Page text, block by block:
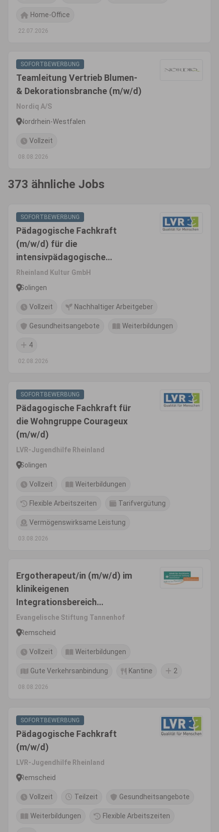
Home-Office
22.07.2026
SOFORTBEWERBUNG
Teamleitung Vertrieb Blumen-
& Dekorationsbranche (m/w/d)
Nordiq A/S
Nordrhein-Westfalen
Vollzeit
08.08.2026
373 ähnliche Jobs
SOFORTBEWERBUNG
Pädagogische Fachkraft
(m/w/d) für die
intensivpädagogische
Wohngruppe Phönix - Gruppe
für sexuell übergriffige Jungen
Rheinland Kultur GmbH
Solingen
Vollzeit Nachhaltiger Arbeitgeber
Gesundheitsangebote Weiterbildungen
4
02.08.2026
SOFORTBEWERBUNG
Pädagogische Fachkraft für
die Wohngruppe Courageux
(m/w/d)
LVR-Jugendhilfe Rheinland
Solingen
Vollzeit Weiterbildungen
Flexible Arbeitszeiten Tarifvergütung
Vermögenswirksame Leistung
03.08.2026
Ergotherapeut/in (m/w/d) im
klinikeigenen
Integrationsbereich
Ergotherapie
Evangelische Stiftung Tannenhof
Remscheid
Vollzeit Weiterbildungen
Gute Verkehrsanbindung Kantine 2
08.08.2026
SOFORTBEWERBUNG
Pädagogische Fachkraft
(m/w/d)
LVR-Jugendhilfe Rheinland
Remscheid
Vollzeit Teilzeit Gesundheitsangebote
Weiterbildungen Flexible Arbeitszeiten